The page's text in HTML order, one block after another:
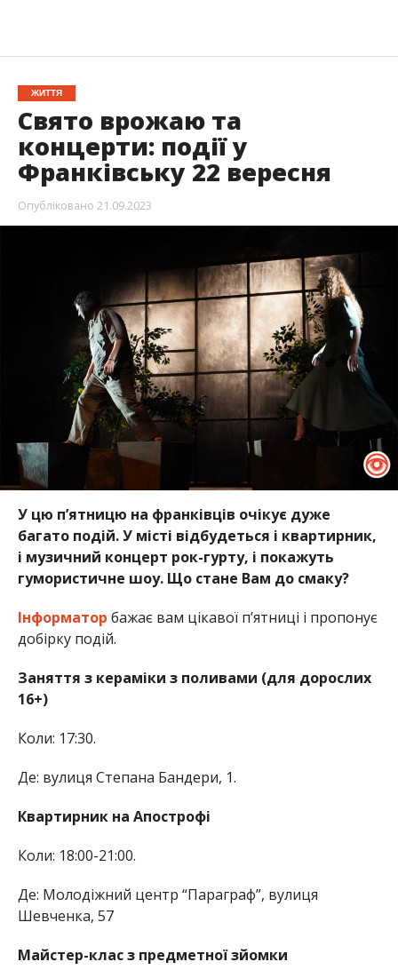
ЖИТТЯ
Свято врожаю та
концерти: події у
Франківську 22 вересня
Опубліковано 21.09.2023
У цю п’ятницю на франківців очікує дуже
багато подій. У місті відбудеться і квартирник,
і музичний концерт рок-гурту, і покажуть
гумористичне шоу. Що стане Вам до смаку?
Інформатор бажає вам цікавої п’ятниці і пропонує
добірку подій.
Заняття з кераміки з поливами (для дорослих
16+)
Коли: 17:30.
Де: вулиця Степана Бандери, 1.
Квартирник на Апострофі
Коли: 18:00-21:00.
Де: Молодіжний центр “Параграф”, вулиця
Шевченка, 57
Майстер-клас з предметної зйомки